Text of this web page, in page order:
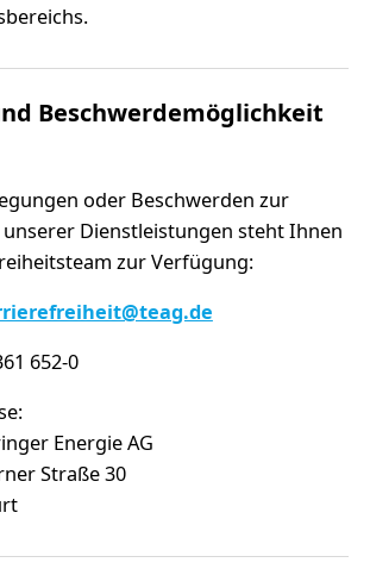
Beschwerdemöglichkeit
oder Beschwerden zur
Dienstleistungen steht Ihnen
zur Verfügung:
652-0
Energie AG
Straße 30